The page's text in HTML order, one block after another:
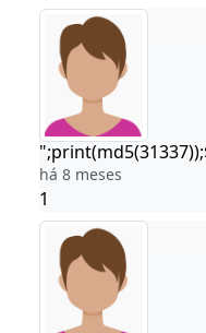
há 8 meses
1